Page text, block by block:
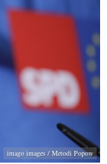
imago images / Metodi Popow